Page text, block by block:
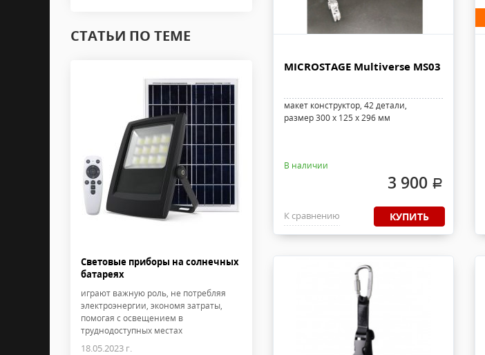
СТАТЬИ ПО ТЕМЕ
Световые приборы на солнечных
батареях
играют важную роль, не потребляя
электроэнергии, экономя затраты,
помогая с освещением в
труднодоступных местах
18.05.2023 г.
MICROSTAGE Multiverse MS03
макет конструктор, 42 детали,
размер 300 x 125 x 296 мм
В наличии
3 900 .
К сравнению КУПИТЬ